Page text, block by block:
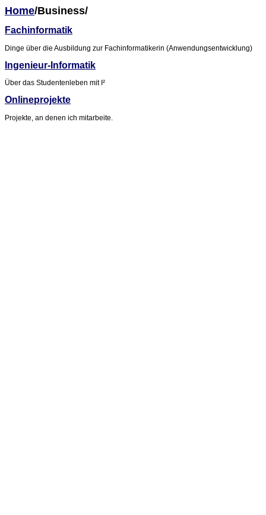
Home/Business/
Fachinformatik
Dinge über die Ausbildung zur Fachinformatikerin (Anwendungsentwicklung)
Ingenieur-Informatik
Über das Studentenleben mit I²
Onlineprojekte
Projekte, an denen ich mitarbeite.